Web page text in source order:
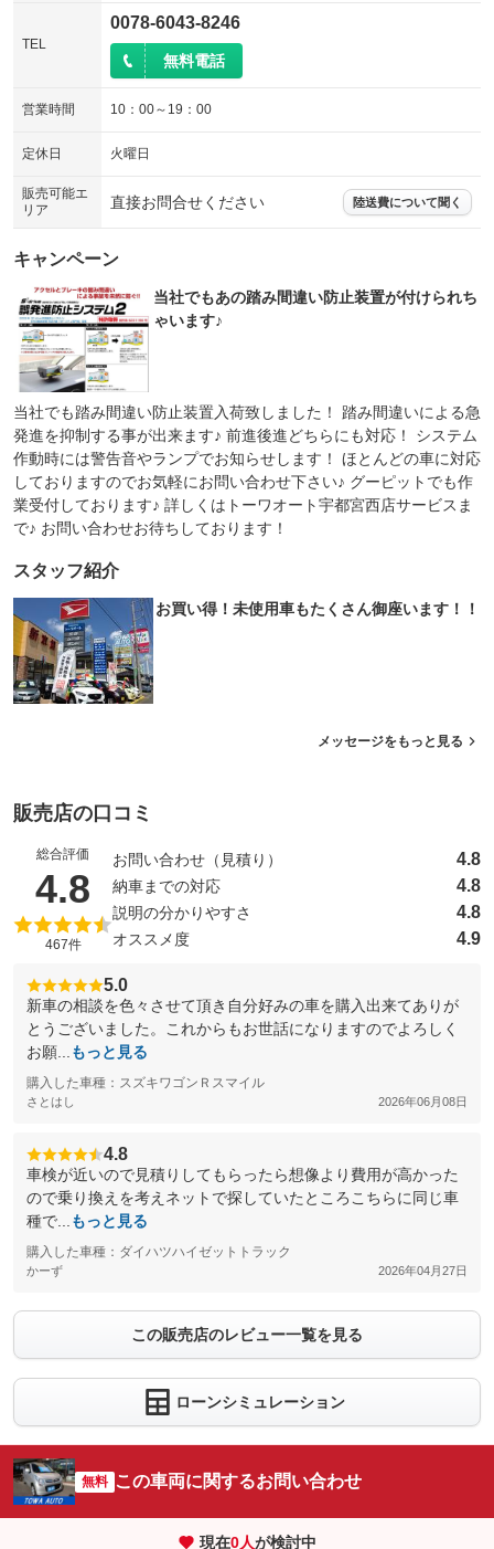
TEL
0078-6043-8246
無料電話
営業時間 10：00～19：00
定休日 火曜日
販売可能エ
リア
直接お問合せください 陸送費について聞く
キャンペーン
当社でもあの踏み間違い防止装置が付けられち
ゃいます♪
当社でも踏み間違い防止装置入荷致しました！ 踏み間違いによる急
発進を抑制する事が出来ます♪ 前進後進どちらにも対応！ システム
作動時には警告音やランプでお知らせします！ ほとんどの車に対応
しておりますのでお気軽にお問い合わせ下さい♪ グーピットでも作
業受付しております♪ 詳しくはトーワオート宇都宮西店サービスま
で♪ お問い合わせお待ちしております！
スタッフ紹介
お買い得！未使用車もたくさん御座います！！
メッセージをもっと見る
販売店の口コミ
総合評価
4.8 （5点満点中）
467件
お問い合わせ（見積り） 4.8
納車までの対応 4.8
説明の分かりやすさ 4.8
オススメ度 4.9
5.0
新車の相談を色々させて頂き自分好みの車を購入出来てありが
とうございました。これからもお世話になりますのでよろしく
お願...
もっと見る
購入した車種：スズキワゴンＲスマイル
さとはし 2026年06月08日
4.8
車検が近いので見積りしてもらったら想像より費用が高かった
ので乗り換えを考えネットで探していたところこちらに同じ車
種で...
もっと見る
購入した車種：ダイハツハイゼットトラック
かーず 2026年04月27日
この販売店のレビュー一覧を見る
ローンシミュレーション
無料 この車両に関するお問い合わせ
現在0人が検討中